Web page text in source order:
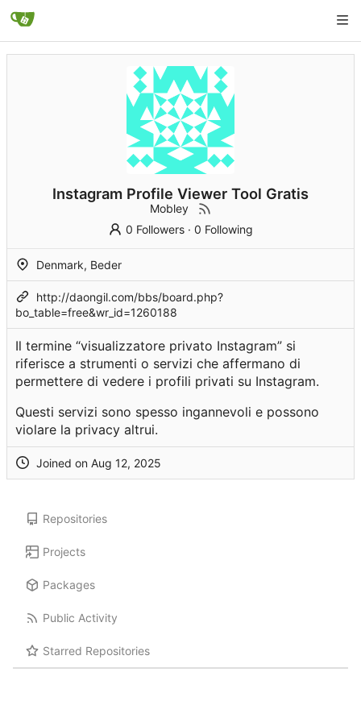
Instagram Profile Viewer Tool Gratis
Mobley
0 Followers· 0 Following
Denmark, Beder
http://daongil.com/bbs/board.php?
bo_table=free&wr_id=1260188
Il termine “visualizzatore privato Instagram” si
riferisce a strumenti o servizi che affermano di
permettere di vedere i profili privati su Instagram.
Questi servizi sono spesso ingannevoli e possono
violare la privacy altrui.
Joined on
Repositories
Projects
Packages
Public Activity
Starred Repositories